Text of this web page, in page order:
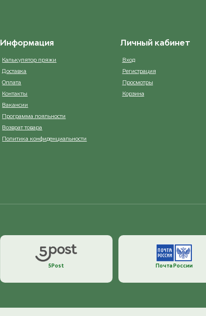
Информация
Калькулятор пряжи
Доставка
Оплата
Контакты
Вакансии
Программа лояльности
Возврат товара
Политика конфиденциальности
Личный кабинет
Вход
Регистрация
Просмотры
Корзина
5Post Почта России